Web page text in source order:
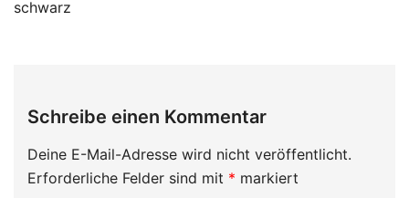
schwarz
Schreibe einen Kommentar
Deine E-Mail-Adresse wird nicht veröffentlicht.
Erforderliche Felder sind mit * markiert